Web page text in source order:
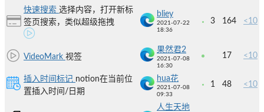
快速搜索 选择内容，打开新标
签页搜索，类似超级拖拽
bliey
2021-07-22
18:36
3 164 <10
VideoMark 视签
果然君2
2021-07-08
16:30
17 <10
插入时间标记 notion在当前位
置插入时间/日期
hua花
2021-07-08
09:33
1 48 <10
人生天地